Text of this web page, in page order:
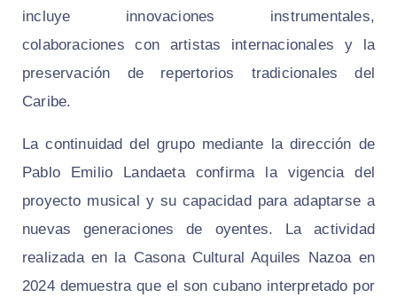
incluye innovaciones instrumentales,
colaboraciones con artistas internacionales y la
preservación de repertorios tradicionales del
Caribe.
La continuidad del grupo mediante la dirección de
Pablo Emilio Landaeta confirma la vigencia del
proyecto musical y su capacidad para adaptarse a
nuevas generaciones de oyentes. La actividad
realizada en la Casona Cultural Aquiles Nazoa en
2024 demuestra que el son cubano interpretado por